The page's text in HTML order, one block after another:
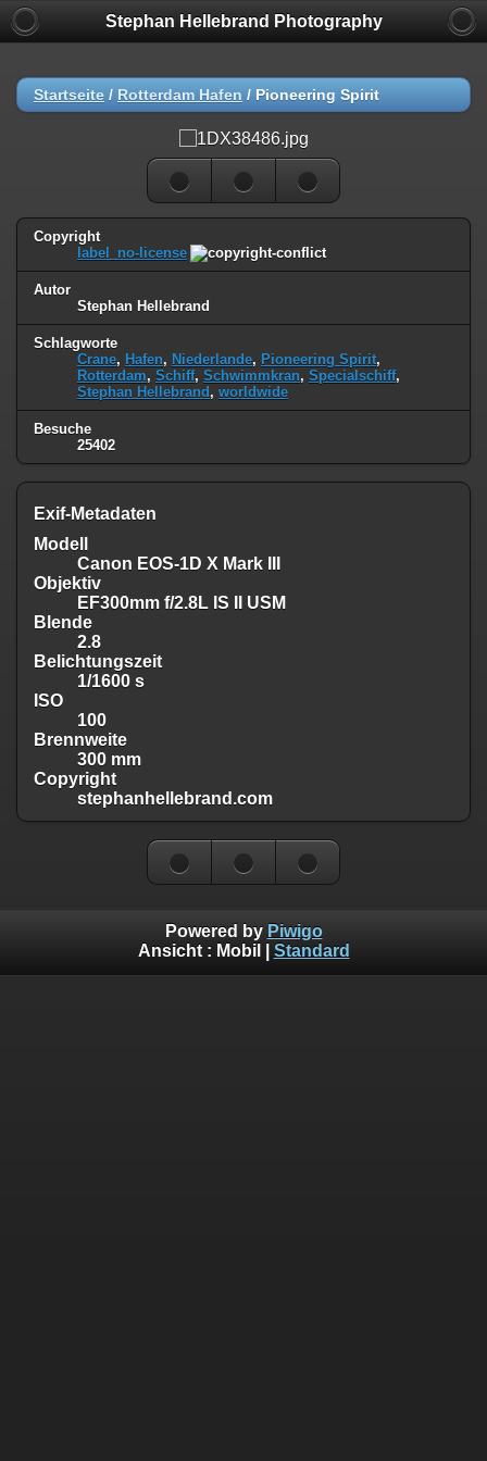
Stephan Hellebrand Photography
Startseite / Rotterdam Hafen / Pioneering Spirit
Copyright
label_no-license
Autor
Stephan Hellebrand
Schlagworte
Crane, Hafen, Niederlande, Pioneering Spirit,
Rotterdam, Schiff, Schwimmkran, Specialschiff,
Stephan Hellebrand , worldwide
Besuche
25402
Exif-Metadaten
Modell
Canon EOS-1D X Mark III
Objektiv
EF300mm f/2.8L IS II USM
Blende
2.8
Belichtungszeit
1/1600 s
ISO
100
Brennweite
300 mm
Copyright
stephanhellebrand.com
Powered by Piwigo
Ansicht : Mobil Standard